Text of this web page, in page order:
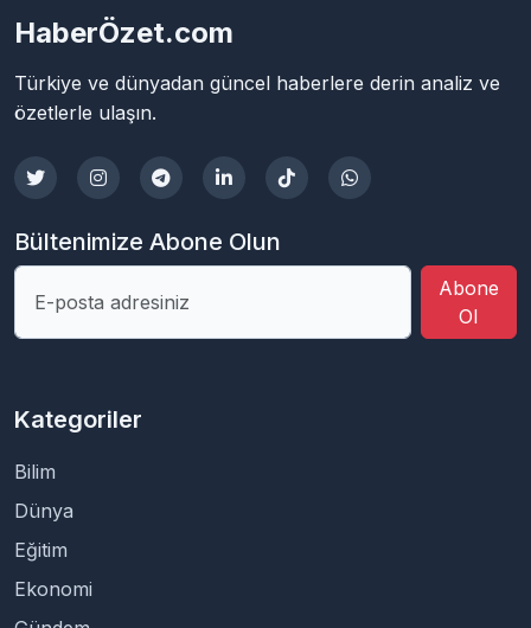
HaberÖzet.com
Türkiye ve dünyadan güncel haberlere derin analiz ve
özetlerle ulaşın.
Bültenimize Abone Olun
Abone
Ol
Kategoriler
Bilim
Dünya
Eğitim
Ekonomi